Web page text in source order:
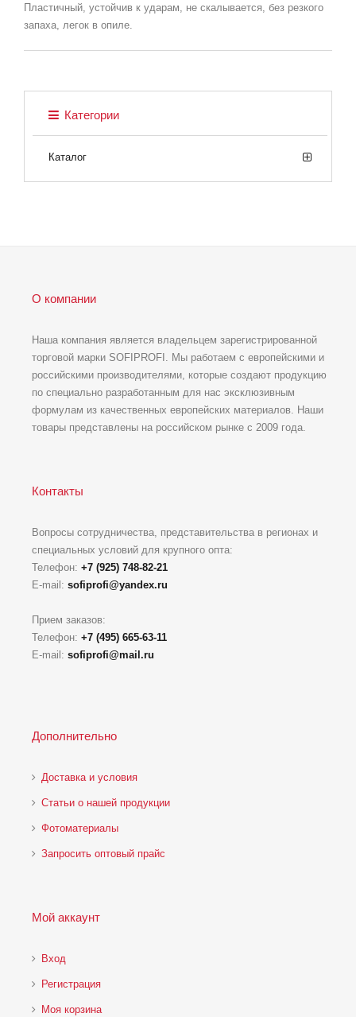
Пластичный, устойчив к ударам, не скалывается, без резкого
запаха, легок в опиле.
Категории
Каталог
О компании
Наша компания является владельцем зарегистрированной
торговой марки SOFIPROFI. Мы работаем с европейскими и
российскими производителями, которые создают продукцию
по специально разработанным для нас эксклюзивным
формулам из качественных европейских материалов. Наши
товары представлены на российском рынке с 2009 года.
Контакты
Вопросы сотрудничества, представительства в регионах и
специальных условий для крупного опта:
Телефон: +7 (925) 748-82-21
E-mail: sofiprofi@yandex.ru
Прием заказов:
Телефон: +7 (495) 665-63-11
E-mail: sofiprofi@mail.ru
Дополнительно
Доставка и условия
Статьи о нашей продукции
Фотоматериалы
Запросить оптовый прайс
Мой аккаунт
Вход
Регистрация
Моя корзина